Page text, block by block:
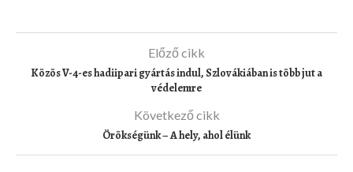
Előző cikk
Közös V-4-es hadiipari gyártás indul, Szlovákiában is több jut a
védelemre
Következő cikk
Örökségünk – A hely, ahol élünk